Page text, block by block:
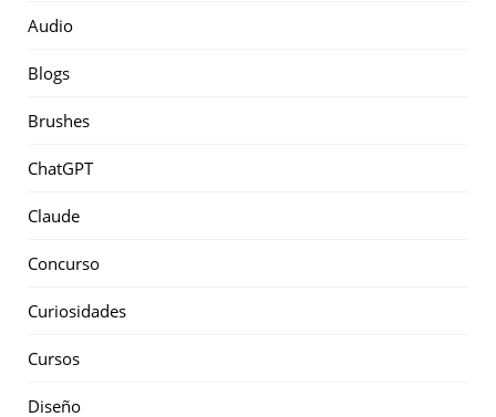
Audio
Blogs
Brushes
ChatGPT
Claude
Concurso
Curiosidades
Cursos
Diseño